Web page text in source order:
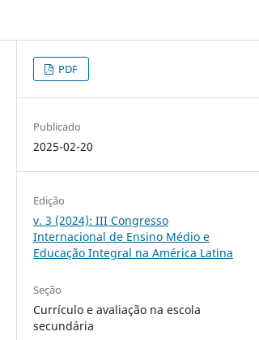
PDF
Publicado
2025-02-20
Edição
v. 3 (2024): III Congresso
Internacional de Ensino Médio e
Educação Integral na América Latina
Seção
Currículo e avaliação na escola
secundária